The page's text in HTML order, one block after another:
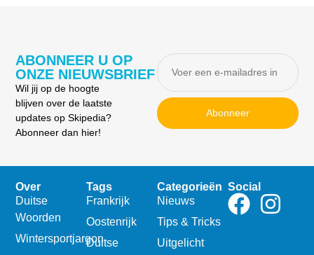
ABONNEER U OP
ONZE NIEUWSBRIEF
Wil jij op de hoogte
blijven over de laatste
updates op Skipedia?
Abonneer dan hier!
Abonneer
Over
Duitse
Woorden
Wintersportjargon
Tags
Frankrijk
Oostenrijk
Duitse
Categorieën
Nieuws
Tips & Tricks
Uitgelicht
Social